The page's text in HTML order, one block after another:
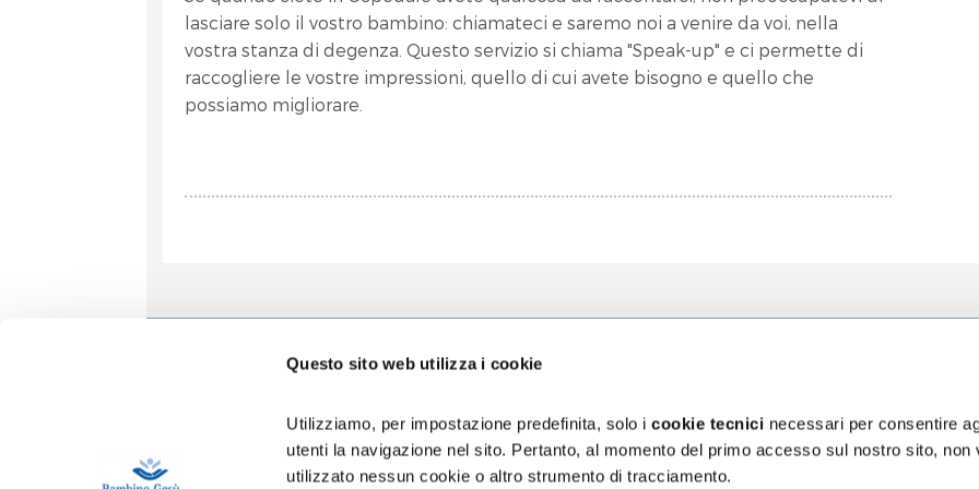
Questo sito web utilizza i cookie
Utilizziamo, per impostazione predefinita, solo icookie tecnici necessari per consentire
utenti la navigazione nel sito. Pertanto, al momento del primo accesso sul nostro sito, non
utilizzato nessun cookie o altro strumento di tracciamento.
lasciare solo il vostro bambino: chiamateci e saremo noi a venire da voi, nella
vostra stanza di degenza. Questo servizio si chiama "Speak-up" e ci permette di
raccogliere le vostre impressioni, quello di cui avete bisogno e quello che
possiamo migliorare.
Contatti
Privacy
Copertura assicurativa Rct/Rco
Bilancio di Sostenibilità
Segnalazioni e reclami
Accessibilità digitale
5 x mille